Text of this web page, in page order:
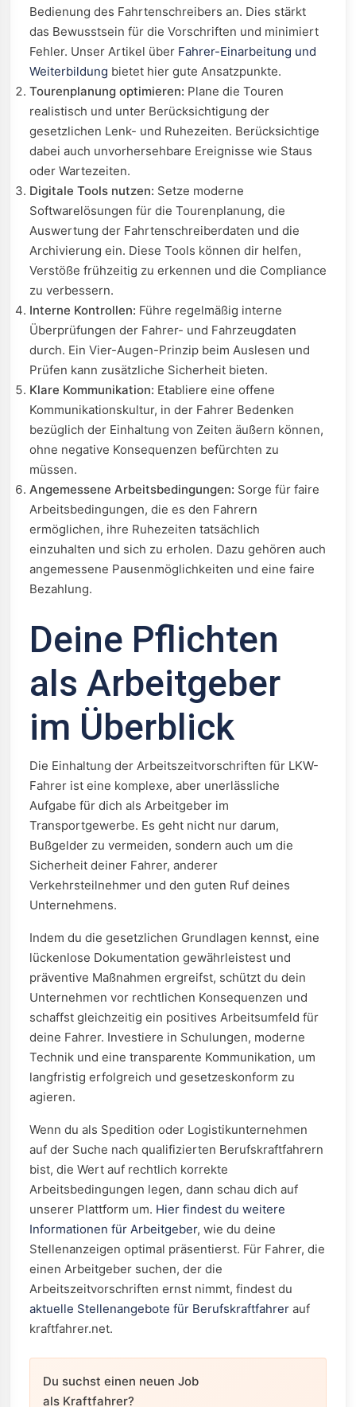
Bedienung des Fahrtenschreibers an. Dies stärkt
das Bewusstsein für die Vorschriften und minimiert
Fehler. Unser Artikel über Fahrer-Einarbeitung und
Weiterbildung bietet hier gute Ansatzpunkte.
Tourenplanung optimieren: Plane die Touren
realistisch und unter Berücksichtigung der
gesetzlichen Lenk- und Ruhezeiten. Berücksichtige
dabei auch unvorhersehbare Ereignisse wie Staus
oder Wartezeiten.
Digitale Tools nutzen: Setze moderne
Softwarelösungen für die Tourenplanung, die
Auswertung der Fahrtenschreiberdaten und die
Archivierung ein. Diese Tools können dir helfen,
Verstöße frühzeitig zu erkennen und die Compliance
zu verbessern.
Interne Kontrollen: Führe regelmäßig interne
Überprüfungen der Fahrer- und Fahrzeugdaten
durch. Ein Vier-Augen-Prinzip beim Auslesen und
Prüfen kann zusätzliche Sicherheit bieten.
Klare Kommunikation: Etabliere eine offene
Kommunikationskultur, in der Fahrer Bedenken
bezüglich der Einhaltung von Zeiten äußern können,
ohne negative Konsequenzen befürchten zu
müssen.
Angemessene Arbeitsbedingungen: Sorge für faire
Arbeitsbedingungen, die es den Fahrern
ermöglichen, ihre Ruhezeiten tatsächlich
einzuhalten und sich zu erholen. Dazu gehören auch
angemessene Pausenmöglichkeiten und eine faire
Bezahlung.
Deine Pflichten
als Arbeitgeber
im Überblick
Die Einhaltung der Arbeitszeitvorschriften für LKW-
Fahrer ist eine komplexe, aber unerlässliche
Aufgabe für dich als Arbeitgeber im
Transportgewerbe. Es geht nicht nur darum,
Bußgelder zu vermeiden, sondern auch um die
Sicherheit deiner Fahrer, anderer
Verkehrsteilnehmer und den guten Ruf deines
Unternehmens.
Indem du die gesetzlichen Grundlagen kennst, eine
lückenlose Dokumentation gewährleistest und
präventive Maßnahmen ergreifst, schützt du dein
Unternehmen vor rechtlichen Konsequenzen und
schaffst gleichzeitig ein positives Arbeitsumfeld für
deine Fahrer. Investiere in Schulungen, moderne
Technik und eine transparente Kommunikation, um
langfristig erfolgreich und gesetzeskonform zu
agieren.
Wenn du als Spedition oder Logistikunternehmen
auf der Suche nach qualifizierten Berufskraftfahrern
bist, die Wert auf rechtlich korrekte
Arbeitsbedingungen legen, dann schau dich auf
unserer Plattform um. Hier findest du weitere
Informationen für Arbeitgeber, wie du deine
Stellenanzeigen optimal präsentierst. Für Fahrer, die
einen Arbeitgeber suchen, der die
Arbeitszeitvorschriften ernst nimmt, findest du
aktuelle Stellenangebote für Berufskraftfahrer auf
kraftfahrer.net.
Du suchst einen neuen Job
als Kraftfahrer?